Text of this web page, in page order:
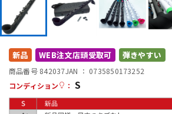
DTM オンライン納品
配信/ライブ機器
中古
新品 WEB注文店頭受取可 弾きやすい
商品番号 842037JAN ： 0735850173252
コンディション
： S